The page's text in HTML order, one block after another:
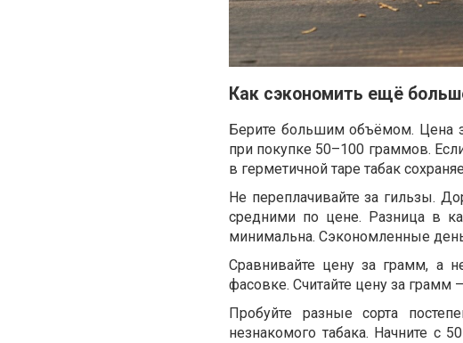
Как сэкономить ещё
Берите большим объёмом. Цена
при покупке 50–100 граммов.
в герметичной таре табак
Не переплачивайте за гильзы.
средними по цене. Разница в
минимальна. Сэкономленные
Сравнивайте цену за грамм, а
фасовке. Считайте цену за грамм
Пробуйте разные сорта
незнакомого табака. Начните с